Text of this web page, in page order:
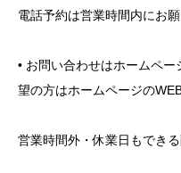
電話予約は営業時間内にお願
• お問い合わせはホームペ
望の方はホームページの
営業時間外・休業日もでき